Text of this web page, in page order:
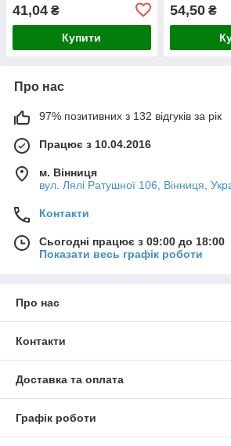
41,04 ₴
Купити
54,50₴
Про нас
97% позитивних з 132 відгуків за рік
Працює з 10.04.2016
м. Вінниця
вул. Лялі Ратушної 106, Вінниця,
Контакти
Сьогодні працює з 09:00 до 18:00
Показати весь графік роботи
Про нас
Контакти
Доставка та оплата
Графік роботи